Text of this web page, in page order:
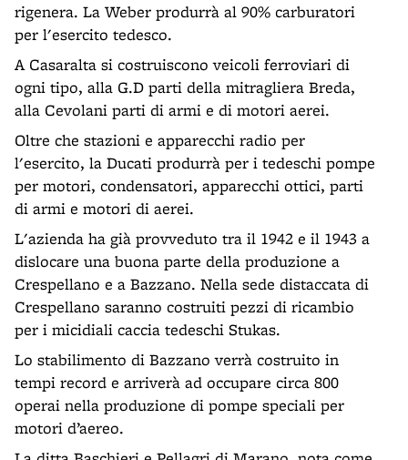
rigenera. La Weber produrrà al 90% carburatori
per l'esercito tedesco.
A Casaralta si costruiscono veicoli ferroviari di
ogni tipo, alla G.D parti della mitragliera Breda,
alla Cevolani parti di armi e di motori aerei.
Oltre che stazioni e apparecchi radio per
l'esercito, la Ducati produrrà per i tedeschi pompe
per motori, condensatori, apparecchi ottici, parti
di armi e motori di aerei.
L'azienda ha già provveduto tra il 1942 e il 1943 a
dislocare una buona parte della produzione a
Crespellano e a Bazzano. Nella sede distaccata di
Crespellano saranno costruiti pezzi di ricambio
per i micidiali caccia tedeschi Stukas.
Lo stabilimento di Bazzano verrà costruito in
tempi record e arriverà ad occupare circa 800
operai nella produzione di pompe speciali per
motori d’aereo.